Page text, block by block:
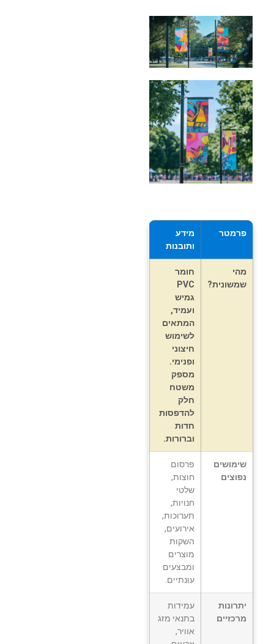
פרמטר
מידע
ותובנות
מהי
שמשונית?
חומר
PVC
גמיש
ועמיד,
המתאים
לשימוש
חיצוני
ופנימי.
מספק
משטח
חלק
להדפסות
חדות
וברורות.
שימושים
נפוצים
פרסום
חוצות,
שלטי
חנויות,
תערוכות,
אירועים,
השקות
מוצרים
ומבצעים
עונתיים.
יתרונות
מרכזיים
עמידות
בתנאי מזג
אוויר,